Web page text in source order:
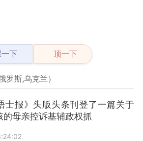
一下 顶一下
罗斯,乌克兰）
士报》头版头条刊登了一篇关于
母亲控诉基辅政权抓